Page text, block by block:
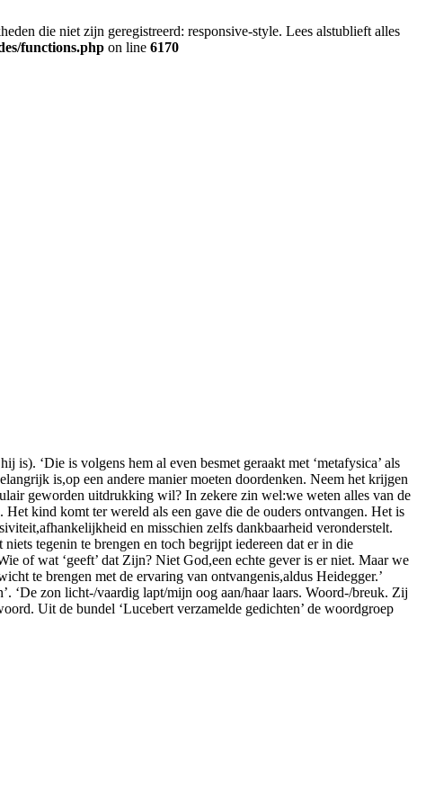
die niet zijn geregistreerd: responsive-style. Lees alstublieft alles
functions.php on line 6170
‘Die is volgens hem al even besmet geraakt met ‘metafysica’ als
is,op een andere manier moeten doordenken. Neem het krijgen
geworden uitdrukking wil? In zekere zin wel:we weten alles van de
kind komt ter wereld als een gave die de ouders ontvangen. Het is
en misschien zelfs dankbaarheid veronderstelt.
tegenin te brengen en toch begrijpt iedereen dat er in die
of wat ‘geeft’ dat Zijn? Niet God,een echte gever is er niet. Maar we
te brengen met de ervaring van ontvangenis,aldus Heidegger.’
‘De zon licht-/vaardig lapt/mijn oog aan/haar laars. Woord-/breuk. Zij
Uit de bundel ‘Lucebert verzamelde gedichten’ de woordgroep